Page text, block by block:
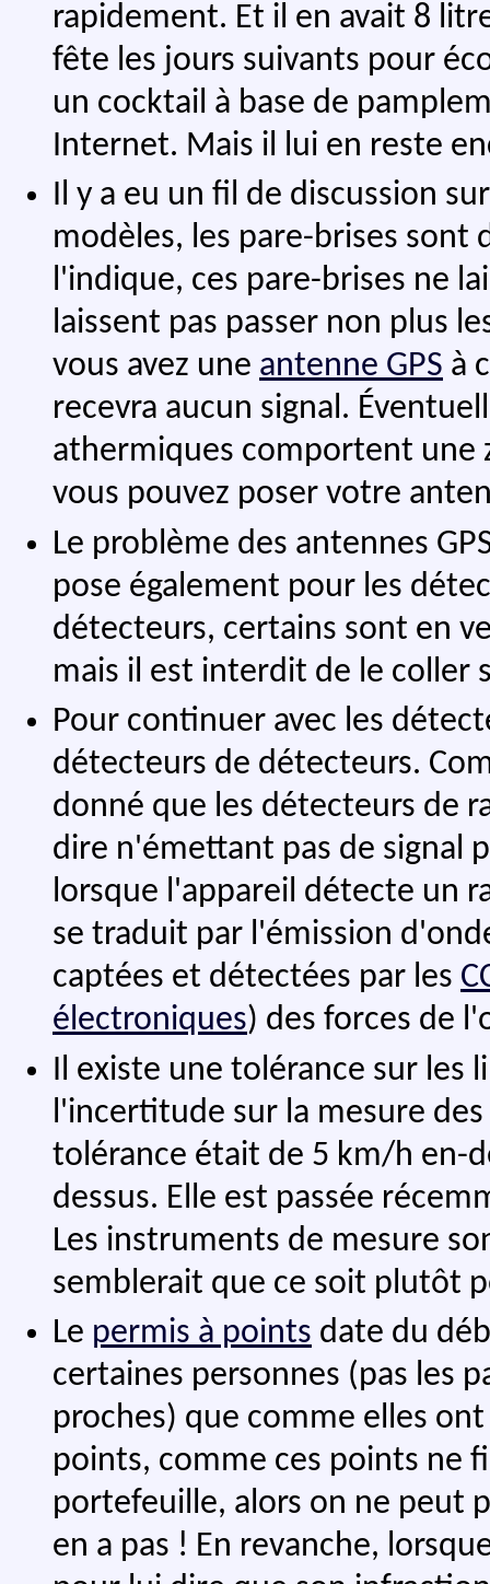
rapidement. Et il en avait 8
fête les jours suivants pour
un cocktail à base de
Internet. Mais il lui en reste
Il y a eu un fil de discussion
modèles, les pare-brises sont
l'indique, ces pare-brises ne
laissent pas passer non plus
vous avez une antenne GPS à
recevra aucun signal.
athermiques comportent une
vous pouvez poser votre
Le problème des antennes
pose également pour les
détecteurs, certains sont en
mais il est interdit de le coller
Pour continuer avec les
détecteurs de détecteurs.
donné que les détecteurs de
dire n'émettant pas de signal
lorsque l'appareil détecte un
se traduit par l'émission
captées et détectées par les
électroniques) des forces de
Il existe une tolérance sur les
l'incertitude sur la mesure
tolérance était de 5 km/h en-
dessus. Elle est passée
Les instruments de mesure
semblerait que ce soit plutôt
Le permis à points date du
certaines personnes (pas les
proches) que comme elles
points, comme ces points ne
portefeuille, alors on ne peut
en a pas ! En revanche,